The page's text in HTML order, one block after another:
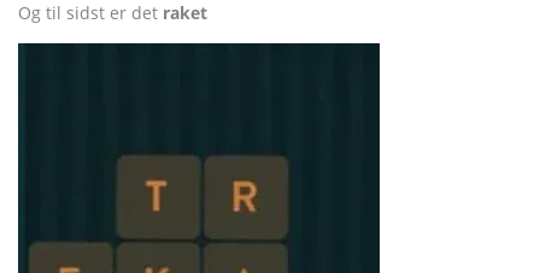
Og til sidst er det raket